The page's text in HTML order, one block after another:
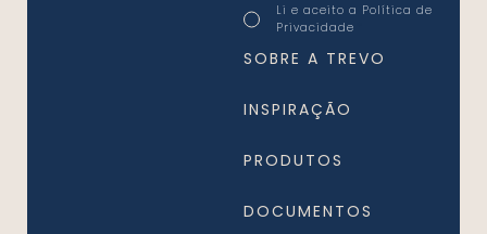
Consentimento
*
Li e aceito a Política de
Privacidade
SOBRE A TREVO
INSPIRAÇÃO
PRODUTOS
DOCUMENTOS